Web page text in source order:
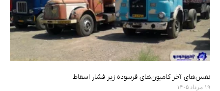
نفس‌های آخر کامیون‌های فرسوده زیر فشار اسقاط
۱۹ مرداد ۱۴۰۵